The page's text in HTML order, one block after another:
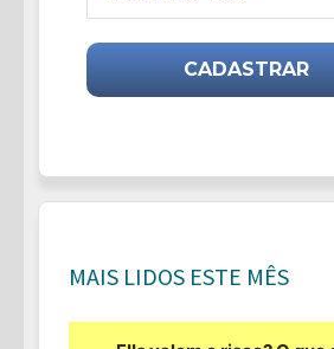
MAIS LIDOS ESTE MÊS